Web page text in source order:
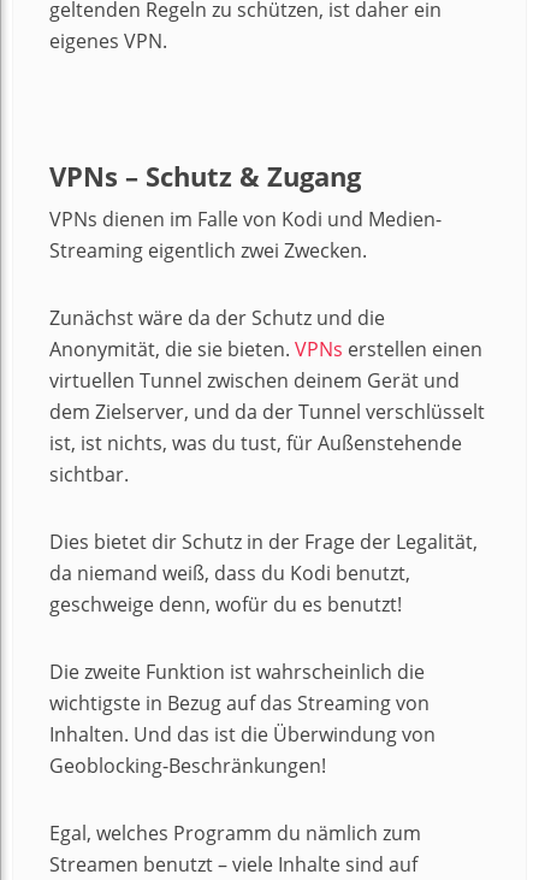
geltenden Regeln zu schützen, ist daher ein
eigenes VPN.
VPNs – Schutz & Zugang
VPNs dienen im Falle von Kodi und Medien-
Streaming eigentlich zwei Zwecken.
Zunächst wäre da der Schutz und die
Anonymität, die sie bieten. VPNs erstellen einen
virtuellen Tunnel zwischen deinem Gerät und
dem Zielserver, und da der Tunnel verschlüsselt
ist, ist nichts, was du tust, für Außenstehende
sichtbar.
Dies bietet dir Schutz in der Frage der Legalität,
da niemand weiß, dass du Kodi benutzt,
geschweige denn, wofür du es benutzt!
Die zweite Funktion ist wahrscheinlich die
wichtigste in Bezug auf das Streaming von
Inhalten. Und das ist die Überwindung von
Geoblocking-Beschränkungen!
Egal, welches Programm du nämlich zum
Streamen benutzt – viele Inhalte sind auf